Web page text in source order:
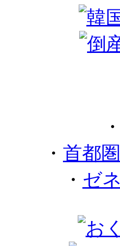
・ 首都
・ ゼ